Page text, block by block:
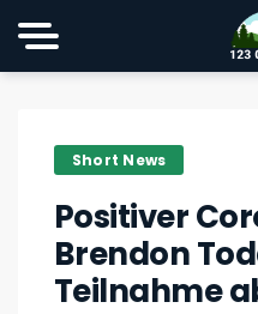
Short News
Positiver
Brendon
Teilnahme